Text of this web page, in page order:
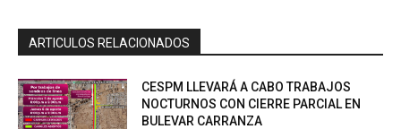
ARTICULOS RELACIONADOS
CESPM LLEVARÁ A CABO TRABAJOS
NOCTURNOS CON CIERRE PARCIAL EN
BULEVAR CARRANZA